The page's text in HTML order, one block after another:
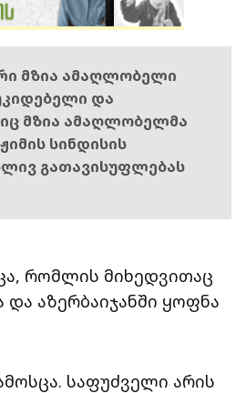
მზია ამაღლობელი
და
მზია ამაღლობელმა
სინდისის
გათავისუფლებას
რომლის მიხედვითაც
აზერბაიჯანში ყოფნა
საფუძველი არის